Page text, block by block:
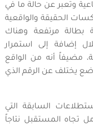
وتعبر عن حالة ما في
الحقيقة والواقعية
بطالة مرتفعة وهناك
إضافة إلى استمرار
مضيفاً أنه من الواقع
يختلف عن الرقم الذي
السابقة التي
أمل تجاه المستقبل نتاجاً